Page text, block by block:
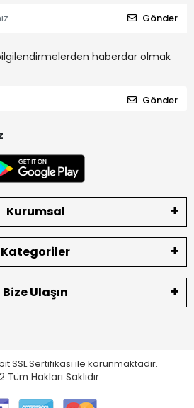
Gönder
haberdar olmak
Gönder
Kurumsal
Kategoriler
Bize Ulaşın
SSL Sertifikası ile korunmaktadır.
Tüm Hakları Saklıdır